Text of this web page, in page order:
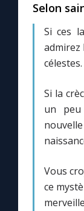
Selon
Si ces
admirez
célestes.
Si la
un
Vous
ce